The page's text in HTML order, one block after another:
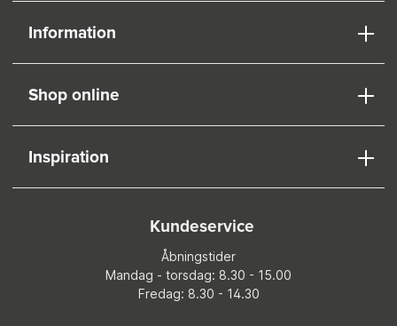
Information
Shop online
Inspiration
Kundeservice
Åbningstider
Mandag - torsdag: 8.30 - 15.00
Fredag: 8.30 - 14.30